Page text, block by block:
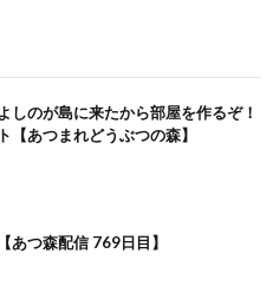
しのが島に来たから部屋を作るぞ！
【あつまれどうぶつの森】
あつ森配信 769日目】